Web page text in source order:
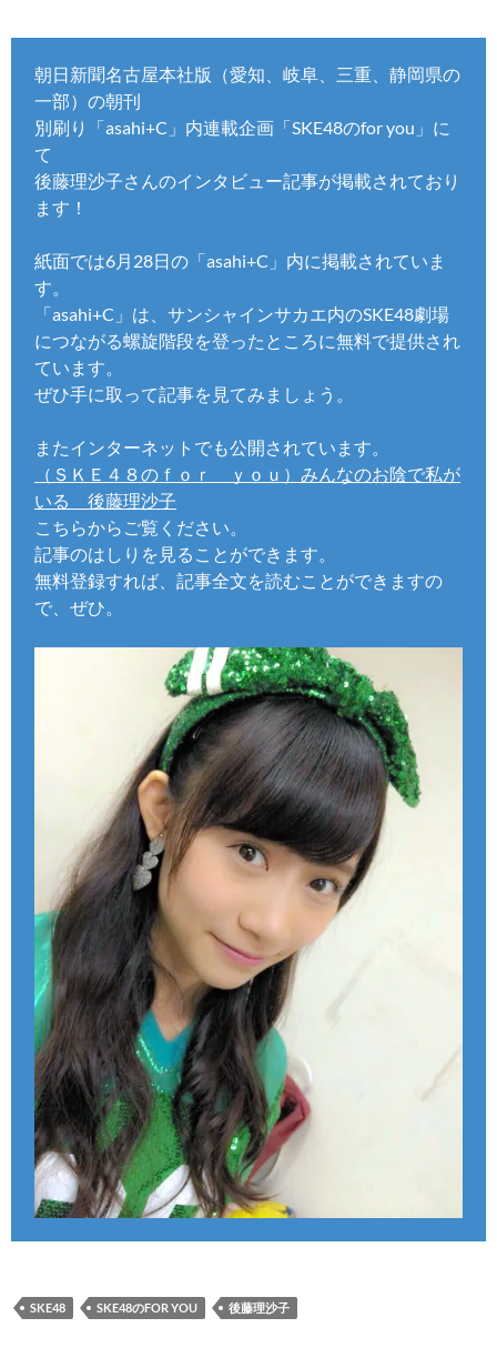
朝日新聞名古屋本社版（愛知、岐阜、三重、静岡県の
一部）の朝刊
別刷り「asahi+C」内連載企画「SKE48のfor you」に
て
後藤理沙子さんのインタビュー記事が掲載されており
ます！
紙面では6月28日の「asahi+C」内に掲載されていま
す。
「asahi+C」は、サンシャインサカエ内のSKE48劇場
につながる螺旋階段を登ったところに無料で提供され
ています。
ぜひ手に取って記事を見てみましょう。
またインターネットでも公開されています。
（ＳＫＥ４８のｆｏｒ ｙｏｕ）みんなのお陰で私が
いる 後藤理沙子
こちらからご覧ください。
記事のはしりを見ることができます。
無料登録すれば、記事全文を読むことができますの
で、ぜひ。
SKE48 SKE48のFOR YOU 後藤理沙子